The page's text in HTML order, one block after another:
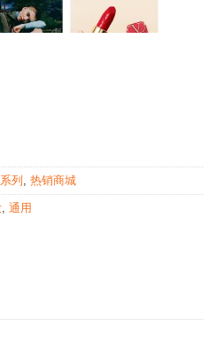
列 , 热销商城
, 通用